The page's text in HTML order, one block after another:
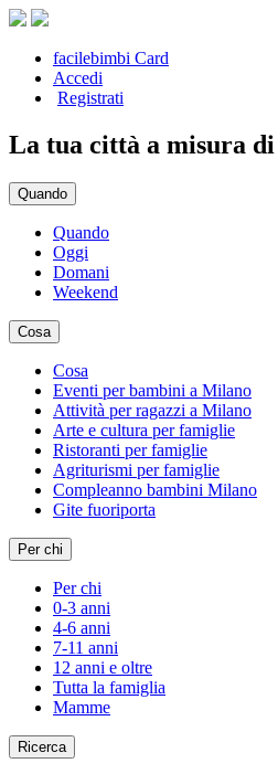
facilebimbi Card
Accedi
Registrati
La tua città a misura
Quando
Quando
Oggi
Domani
Weekend
Cosa
Cosa
Eventi per bambini a Milano
Attività per ragazzi a Milano
Arte e cultura per famiglie
Ristoranti per famiglie
Agriturismi per famiglie
Compleanno bambini Milano
Gite fuoriporta
Per chi
Per chi
0-3 anni
4-6 anni
7-11 anni
12 anni e oltre
Tutta la famiglia
Mamme
Ricerca